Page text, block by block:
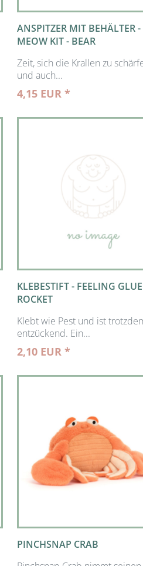
ANSPITZER MIT BEHÄLTER -
MEOW KIT - BEAR
Zeit, sich die Krallen zu
und auch...
4,15 EUR *
KLEBESTIFT - FEELING
ROCKET
Klebt wie Pest und ist
entzückend. Ein...
2,10 EUR *
PINCHSNAP CRAB